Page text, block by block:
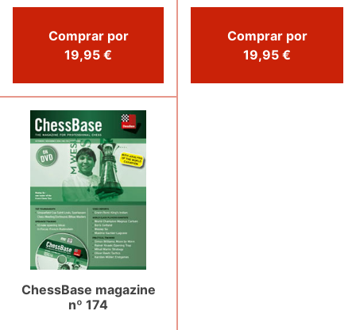
Comprar por
19,95 €
Comprar por
19,95 €
ChessBase magazine
nº 174